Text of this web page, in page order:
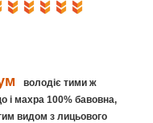
володіє тими ж
і махра 100% бавовна,
видом з лицьового